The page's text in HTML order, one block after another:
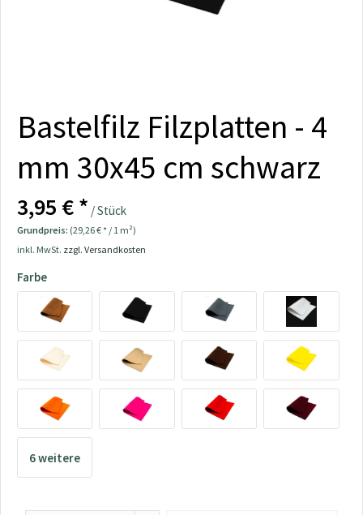
Bastelfilz Filzplatten - 4
mm 30x45 cm schwarz
3,95 € * / Stück
Grundpreis: (29,26 € * / 1 m²)
inkl. MwSt. zzgl. Versandkosten
Farbe
6 weitere